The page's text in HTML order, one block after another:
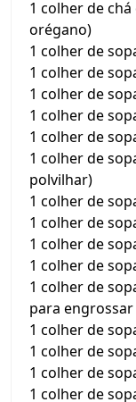
1 colher de
orégano)
1 colher de
1 colher de
1 colher de
1 colher de
1 colher de
1 colher de
polvilhar)
1 colher de
1 colher de
1 colher de
1 colher de
1 colher de
para engrossar
1 colher de
1 colher de
1 colher de
1 colher de